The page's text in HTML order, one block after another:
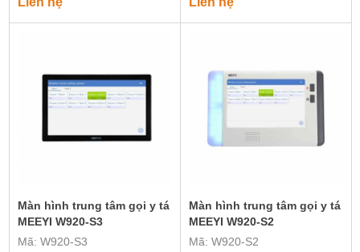
Màn hình trung tâm gọi y tá
MEEYI W920-S3
Mã: W920-S3
Màn hình trung tâm gọi y tá
MEEYI W920-S2
Mã: W920-S2